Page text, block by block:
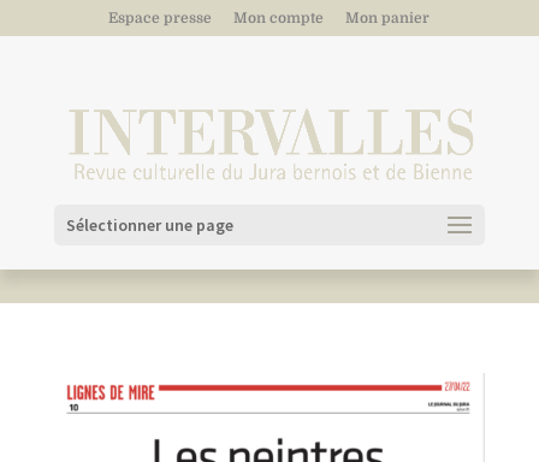
Espace presse Mon compte Mon panier
Sélectionner une page